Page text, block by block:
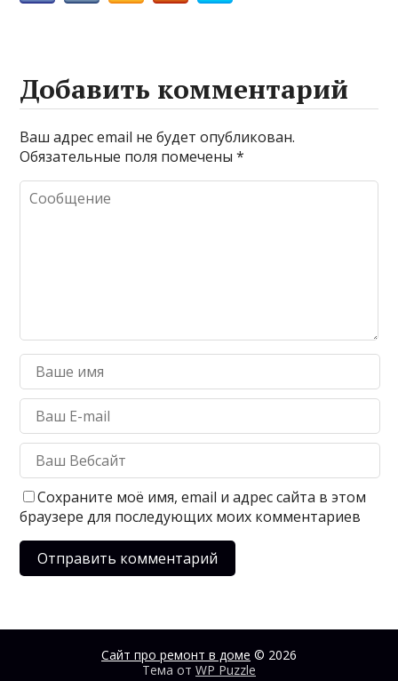
Добавить комментарий
Ваш адрес email не будет опубликован.
Обязательные поля помечены*
Сохраните моё имя, email и адрес сайта в этом
браузере для последующих моих комментариев
Сайт про ремонт в доме © 2026
Тема от WP Puzzle